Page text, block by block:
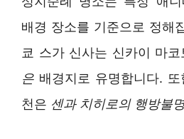
배경 장소를 기준으로 정해
쿄 스가 신사는 신카이 마코
은 배경지로 유명합니다.
천은 센과 치히로의 행방불